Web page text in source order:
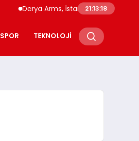
Derya Arms, İstanbul Prohunt 2026’da
21:13:19
SPOR TEKNOLOJI